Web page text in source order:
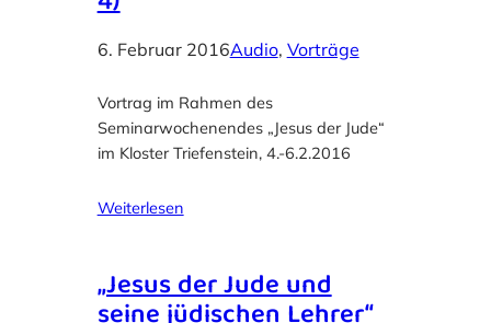
6. Februar 2016Audio, Vorträge
Vortrag im Rahmen des
Seminarwochenendes „Jesus der Jude“
im Kloster Triefenstein, 4.-6.2.2016
Weiterlesen
„Jesus der Jude und